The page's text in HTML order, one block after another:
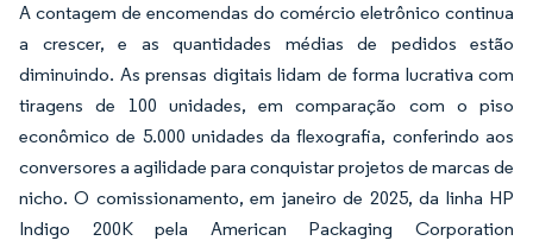
A contagem de encomendas do comércio eletrônico continua
a crescer, e as quantidades médias de pedidos estão
diminuindo. As prensas digitais lidam de forma lucrativa com
tiragens de 100 unidades, em comparação com o piso
econômico de 5.000 unidades da flexografia, conferindo aos
conversores a agilidade para conquistar projetos de marcas de
nicho. O comissionamento, em janeiro de 2025, da linha HP
Indigo 200K pela American Packaging Corporation